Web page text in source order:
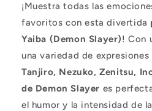
¡Muestra todas las
favoritos con esta divertida
Yaiba (Demon Slayer)! Con
una variedad de
Tanjiro, Nezuko, Zenitsu,
de Demon Slayer es
el humor y la intensidad de